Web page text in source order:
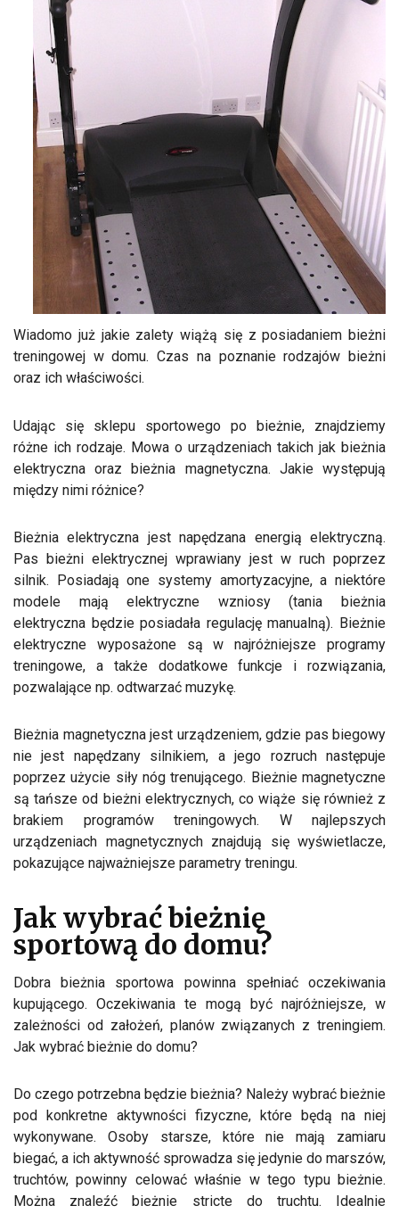
Wiadomo już jakie zalety wiążą się z posiadaniem bieżni
treningowej w domu. Czas na poznanie rodzajów bieżni
oraz ich właściwości.
Udając się sklepu sportowego po bieżnie, znajdziemy
różne ich rodzaje. Mowa o urządzeniach takich jak bieżnia
elektryczna oraz bieżnia magnetyczna. Jakie występują
między nimi różnice?
Bieżnia elektryczna jest napędzana energią elektryczną.
Pas bieżni elektrycznej wprawiany jest w ruch poprzez
silnik. Posiadają one systemy amortyzacyjne, a niektóre
modele mają elektryczne wzniosy (tania bieżnia
elektryczna będzie posiadała regulację manualną). Bieżnie
elektryczne wyposażone są w najróżniejsze programy
treningowe, a także dodatkowe funkcje i rozwiązania,
pozwalające np. odtwarzać muzykę.
Bieżnia magnetyczna jest urządzeniem, gdzie pas biegowy
nie jest napędzany silnikiem, a jego rozruch następuje
poprzez użycie siły nóg trenującego. Bieżnie magnetyczne
są tańsze od bieżni elektrycznych, co wiąże się również z
brakiem programów treningowych. W najlepszych
urządzeniach magnetycznych znajdują się wyświetlacze,
pokazujące najważniejsze parametry treningu.
Jak wybrać bieżnię
sportową do domu?
Dobra bieżnia sportowa powinna spełniać oczekiwania
kupującego. Oczekiwania te mogą być najróżniejsze, w
zależności od założeń, planów związanych z treningiem.
Jak wybrać bieżnie do domu?
Do czego potrzebna będzie bieżnia? Należy wybrać bieżnie
pod konkretne aktywności fizyczne, które będą na niej
wykonywane. Osoby starsze, które nie mają zamiaru
biegać, a ich aktywność sprowadza się jedynie do marszów,
truchtów, powinny celować właśnie w tego typu bieżnie.
Można znaleźć bieżnie stricte do truchtu. Idealnie